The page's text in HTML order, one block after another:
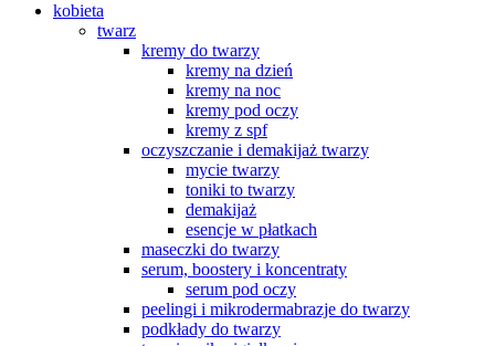
kobieta
twarz
kremy do twarzy
kremy na dzień
kremy na noc
kremy pod oczy
kremy z spf
oczyszczanie i demakijaż twarzy
mycie twarzy
toniki to twarzy
demakijaż
esencje w płatkach
maseczki do twarzy
serum, boostery i koncentraty
serum pod oczy
peelingi i mikrodermabrazje do twarzy
podkłady do twarzy